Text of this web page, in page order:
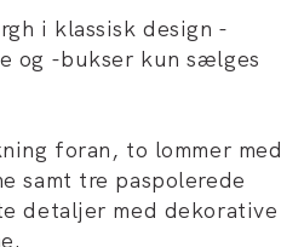
i klassisk design -
og -bukser kun sælges
foran, to lommer med
samt tre paspolerede
detaljer med dekorative